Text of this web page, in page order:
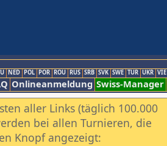
NED POL POR ROU RUS SRB SVK SWE TUR UKR VIE
Onlineanmeldung Swiss-Manager
aller Links (täglich 100.000
bei allen Turnieren, die
Knopf angezeigt: